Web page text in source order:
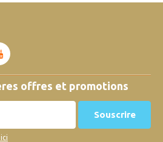
offres et promotions
Souscrire